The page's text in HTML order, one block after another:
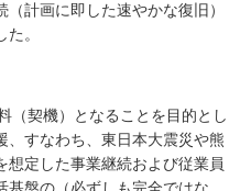
計画に即した速やかな復旧）
。
（契機）となることを目的とし
、すなわち、東日本大震災や熊
想定した事業継続および従業員